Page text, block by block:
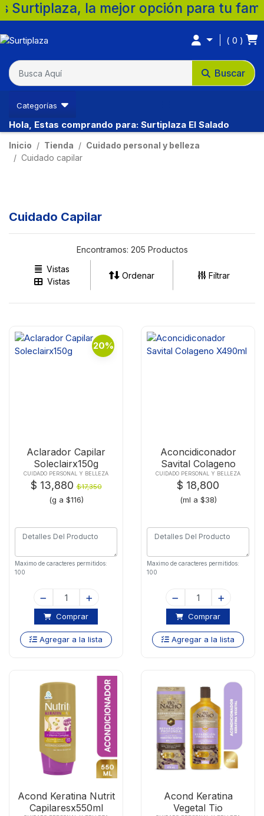
opción para tu familia. 💚 🛒
Buscar
0
Categorías
Hola, Estas comprando para: Surtiplaza El Salado
Inicio Tienda
Cuidado personal y belleza
Cuidado capilar
Cuidado Capilar
Encontramos: 205 Productos
Vistas
Vistas
Ordenar Filtrar
20%
Aclarador Capilar
Soleclairx150g
CUIDADO PERSONAL Y BELLEZA
$ 13,880$17,350
(g a $116)
Maximo de caracteres permitidos:
100
Comprar
Agregar a la lista
Aconcidiconador
Savital Colageno
X490ml
CUIDADO PERSONAL Y BELLEZA
$ 18,800
(ml a $38)
Maximo de caracteres permitidos:
100
Comprar
Agregar a la lista
Acond Keratina Nutrit
Capilaresx550ml
Acond Keratina
Vegetal Tio